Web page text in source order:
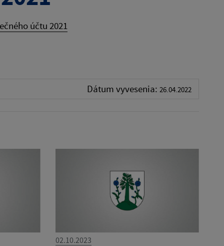
účtu 2021
Dátum vyvesenia: 26.04.2022
02.10.2023